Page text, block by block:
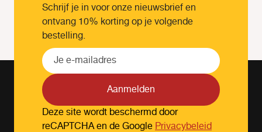
Schrijf je in voor onze nieuwsbrief en
ontvang 10% korting op je volgende
bestelling.
Aanmelden
Deze site wordt beschermd door
reCAPTCHA en de GooglePrivacybeleid